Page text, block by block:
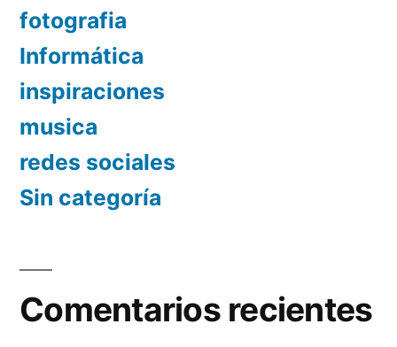
fotografia
Informática
inspiraciones
musica
redes sociales
Sin categoría
Comentarios recientes